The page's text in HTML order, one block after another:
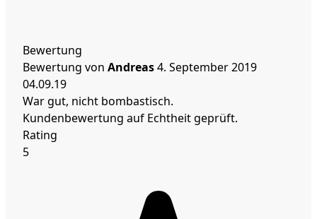
Bewertung
Bewertung von Andreas4. September 2019
04.09.19
War gut, nicht bombastisch.
Kundenbewertung auf Echtheit geprüft.
Rating
5